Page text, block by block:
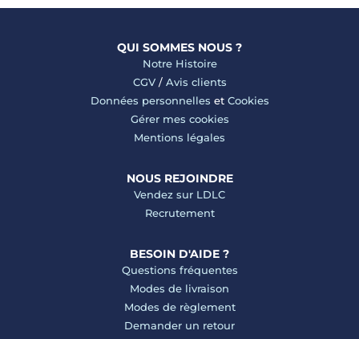
QUI SOMMES NOUS ?
Notre Histoire
CGV/ Avis clients
Données personnelles et Cookies
Gérer mes cookies
Mentions légales
NOUS REJOINDRE
Vendez sur LDLC
Recrutement
BESOIN D'AIDE ?
Questions fréquentes
Modes de livraison
Modes de règlement
Demander un retour